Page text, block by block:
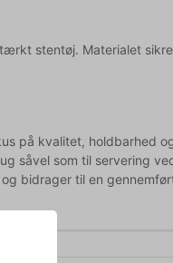
stentøj. Materialet
på kvalitet, holdbarhed
såvel som til servering
bidrager til en